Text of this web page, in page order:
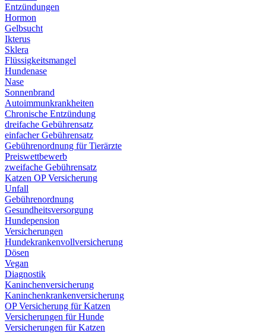
Entzündungen
Hormon
Gelbsucht
Ikterus
Sklera
Flüssigkeitsmangel
Hundenase
Nase
Sonnenbrand
Autoimmunkrankheiten
Chronische Entzündung
dreifache Gebührensatz
einfacher Gebührensatz
Gebührenordnung für Tierärzte
Preiswettbewerb
zweifache Gebührensatz
Katzen OP Versicherung
Unfall
Gebührenordnung
Gesundheitsversorgung
Hundepension
Versicherungen
Hundekrankenvollversicherung
Dösen
Vegan
Diagnostik
Kaninchenversicherung
Kaninchenkrankenversicherung
OP Versicherung für Katzen
Versicherungen für Hunde
Versicherungen für Katzen